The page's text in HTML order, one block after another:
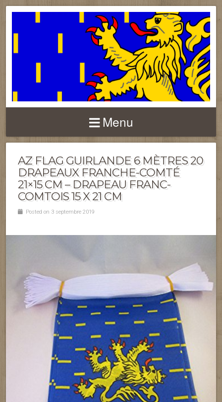
FRANCHE-COMTÉ
Menu
AZ FLAG GUIRLANDE 6 MÈTRES 20
DRAPEAUX FRANCHE-COMTÉ
21×15 CM – DRAPEAU FRANC-
COMTOIS 15 X 21 CM
Posted on 3 septembre 2019